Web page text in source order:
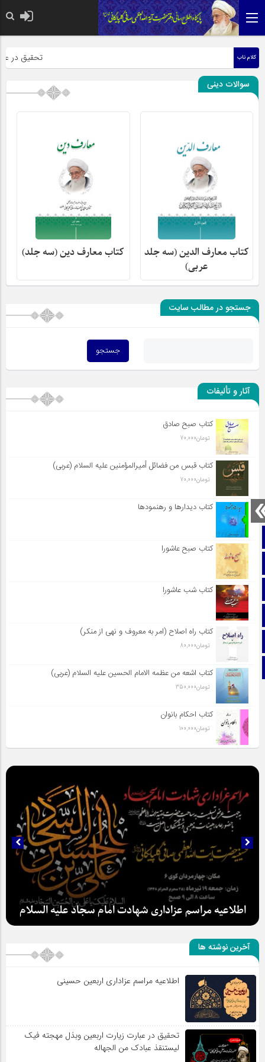
صفحه نخست
تماس با ما
آپارات
اینستاگرام
تلگرام
کلام ناب تحقیق در
سوالات دینی
کتاب معارف الدین (سه جلد
عربی)
کتاب معارف دین (سه جلد)
جستجو در مطالب سایت
آثار و تألیفات
کتاب صبح صادق
تومان70,000
کتاب قبس من فضائل أميرالمؤمنين علیه السلام (عربی)
تومان70,000
کتاب دیدارها و رهنمودها
کتاب صبح عاشورا
کتاب شب عاشورا
کتاب راه اصلاح (امر به معروف و نهی از منکر)
تومان80,000
کتاب اشعه من عظمه الامام الحسین علیه السلام (عربی)
تومان350,000
کتاب احکام بانوان
تومان100,000
اطلاعیه مراسم عزاداری شهادت امام سجاد علیه السلام
آخرین نوشته ها
اطلاعیه مراسم عزاداری اربعین حسینی
تحقیق در عبارت زیارت اربعین وبذل مهجته فیک
لیستنقذ عبادک من الجهاله